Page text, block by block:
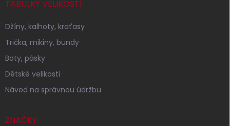
TABULKY VELIKOSTÍ
Džíny, kalhoty, kraťasy
Trička, mikiny, bundy
Boty, pásky
Dětské velikosti
Návod na správnou údržbu
ZNAČKY